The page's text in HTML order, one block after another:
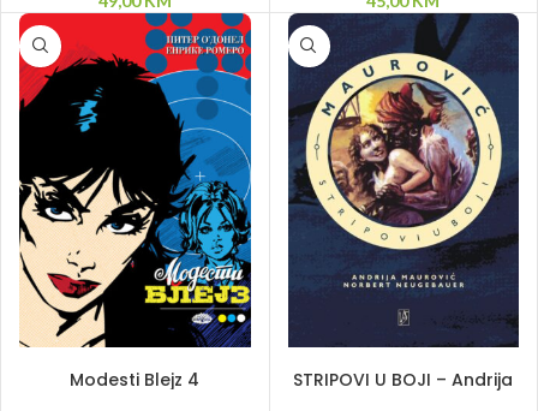
Modesti Blejz 4
STRIPOVI U BOJI – Andrija